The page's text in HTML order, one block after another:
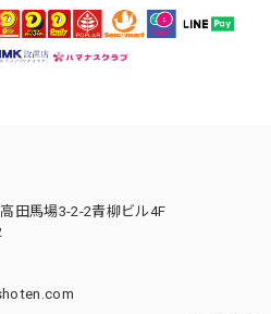
田馬場3-2-2青柳ビル4F